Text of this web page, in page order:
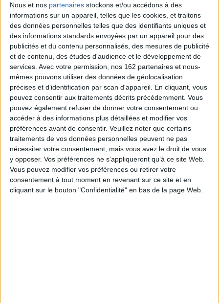
Nous et nos partenaires stockons et/ou accédons à des
informations sur un appareil, telles que les cookies, et traitons
des données personnelles telles que des identifiants uniques et
des informations standards envoyées par un appareil pour des
publicités et du contenu personnalisés, des mesures de publicité
et de contenu, des études d'audience et le développement de
services. Avec votre permission, nos 162 partenaires et nous-
mêmes pouvons utiliser des données de géolocalisation
précises et d’identification par scan d'appareil. En cliquant, vous
pouvez consentir aux traitements décrits précédemment. Vous
pouvez également refuser de donner votre consentement ou
accéder à des informations plus détaillées et modifier vos
préférences avant de consentir. Veuillez noter que certains
traitements de vos données personnelles peuvent ne pas
nécessiter votre consentement, mais vous avez le droit de vous
y opposer. Vos préférences ne s'appliqueront qu’à ce site Web.
Vous pouvez modifier vos préférences ou retirer votre
consentement à tout moment en revenant sur ce site et en
cliquant sur le bouton "Confidentialité" en bas de la page Web.
6,90 €
PARCOURS DE VIE
En stock *
Mes 10 commandements
Auteur :Kevin Mayer
Éditeur :Solar
Disponible chez
l'éditeur
Phrase d'armes
Auteur :Paul Greveillac
Éditeur :Gallimard